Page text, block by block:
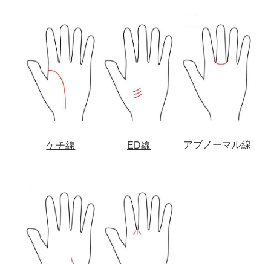
ケチ線 ED線 アブノーマル線